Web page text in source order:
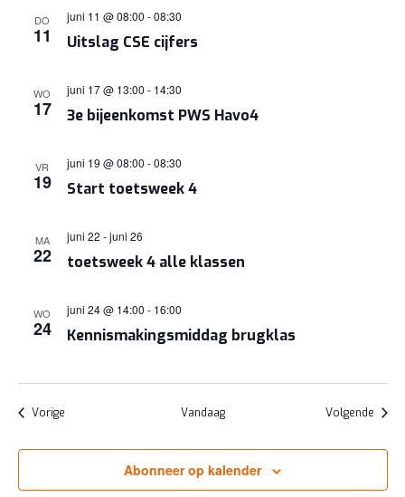
DO
11 Uitslag CSE cijfers
juni 11 @ 08:00 -08:30
WO
17 3e bijeenkomst PWS Havo4
juni 17 @ 13:00 - 14:30
VR
19 Start toetsweek 4
juni 19 @ 08:00 -08:30
MA
22 toetsweek 4 alle klassen
juni 22 -juni 26
WO
24 Kennismakingsmiddag brugklas
juni 24 @ 14:00 - 16:00
VorigeEvenementen Vandaag Volgende
Abonneer op kalender